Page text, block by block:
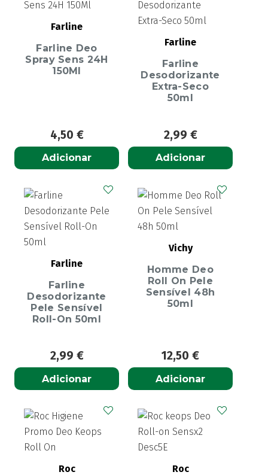
Farline
Farline Deo
Spray Sens 24H
150Ml
4,50 €
Adicionar
Farline
Farline
Desodorizante
Extra-Seco
50ml
2,99 €
Adicionar
Farline
Farline
Desodorizante
Pele Sensível
Roll-On 50ml
2,99 €
Adicionar
Vichy
Homme Deo
Roll On Pele
Sensível 48h
50ml
12,50 €
Adicionar
Roc
Roc